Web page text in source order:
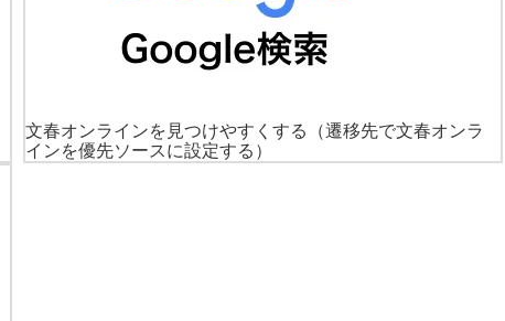
文春オンラインを見つけやすくする
（遷移先で文春オンラ
インを優先ソースに設定する）